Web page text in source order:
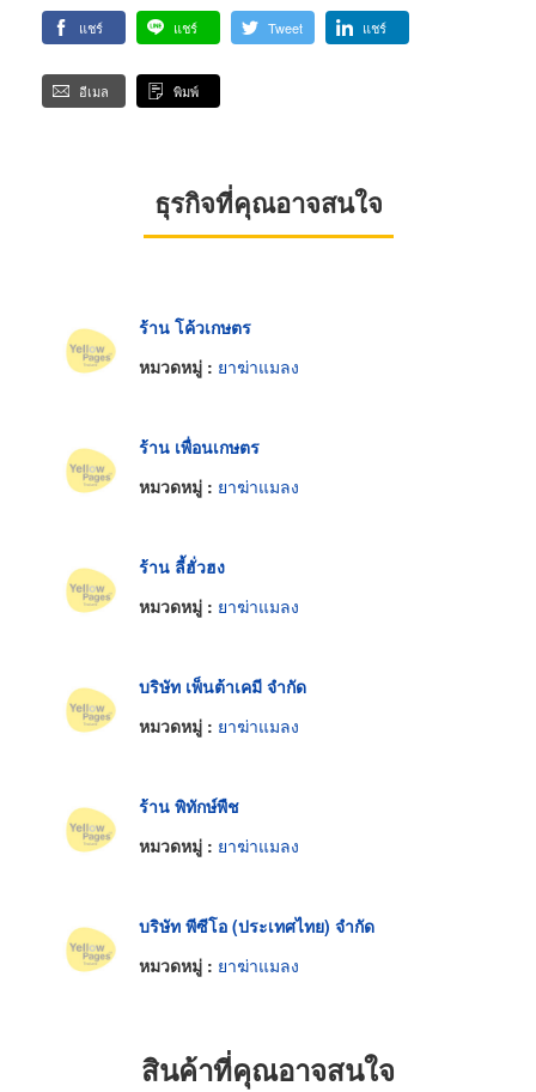
แชร์ แชร์ Tweet แชร์
อีเมล พิมพ์
ธุรกิจที่คุณอาจสนใจ
ร้าน โค้วเกษตร
หมวดหมู่ : ยาฆ่าแมลง
ร้าน เพื่อนเกษตร
หมวดหมู่ : ยาฆ่าแมลง
ร้าน ลี้ฮั่วฮง
หมวดหมู่ : ยาฆ่าแมลง
บริษัท เพ็นต้าเคมี จำกัด
หมวดหมู่ : ยาฆ่าแมลง
ร้าน พิทักษ์พืช
หมวดหมู่ : ยาฆ่าแมลง
บริษัท พีซีโอ (ประเทศไทย) จำกัด
หมวดหมู่ : ยาฆ่าแมลง
สินค้าที่คุณอาจสนใจ